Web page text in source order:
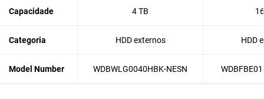
Capacidade 4 TB
Categoria HDD externos HDD
Model Number WDBWLG0040HBK-NESN